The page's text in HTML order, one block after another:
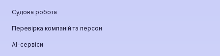
Судова робота
Перевірка компаній та персон
АІ-сервіси